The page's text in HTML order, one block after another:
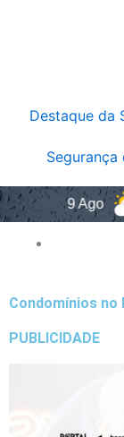
Destaque da
Segurança
9 Ago
Condomínios no
PUBLICIDADE